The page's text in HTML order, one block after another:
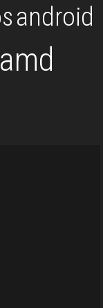
android
amd